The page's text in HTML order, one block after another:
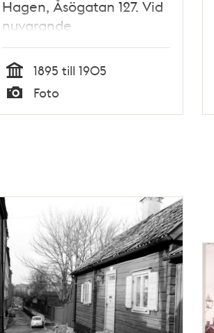
Hagen, Åsögatan 127. Vid
nuvarande
Beckbrännarbacken, kv.
Flaggan
Tid
1895 till 1905
Typ
Foto